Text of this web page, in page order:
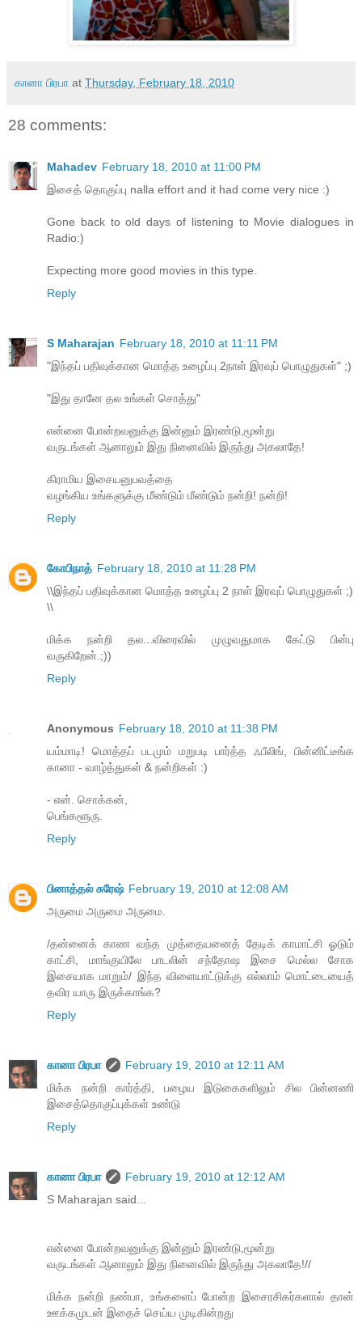
கானா பிரபா at Thursday, February 18, 2010
28 comments:
Mahadev February 18, 2010 at 11:00 PM
இசைத் தொகுப்பு nalla effort and it had come very nice :)
Gone back to old days of listening to Movie dialogues in
Radio:)
Expecting more good movies in this type.
Reply
S Maharajan February 18, 2010 at 11:11 PM
"இந்தப் பதிவுக்கான மொத்த உழைப்பு 2நாள் இரவுப் பொழுதுகள்" ;)
"இது தானே தல உங்கள் சொத்து"
என்னை போன்றவனுக்கு இன்னும் இரண்டு,மூன்று
வருடங்கள் ஆனாலும் இது நினைவில் இருந்து அகலாதே!
கிராமிய இசையனுபவத்தை
வழங்கிய உங்களுக்கு மீண்டும் மீண்டும் நன்றி! நன்றி!
Reply
கோபிநாத் February 18, 2010 at 11:28 PM
\\இந்தப் பதிவுக்கான மொத்த உழைப்பு 2 நாள் இரவுப் பொழுதுகள் ;)
\\
மிக்க நன்றி தல...விரைவில் முழுவதுமாக கேட்டு பின்பு
வருகிறேன்.;))
Reply
Anonymous February 18, 2010 at 11:38 PM
யம்மாடி! மொத்தப் படமும் மறுபடி பார்த்த ஃபீலிங், பின்னிட்டீங்க
கானா - வாழ்த்துகள் & நன்றிகள் :)
- என். சொக்கன்,
பெங்களூரு.
Reply
பினாத்தல் சுரேஷ் February 19, 2010 at 12:08 AM
அருமை அருமை அருமை.
/தன்னைக் காண வந்த முத்தையனைத் தேடிக் காமாட்சி ஓடும்
காட்சி, மாங்குயிலே பாடலின் சந்தோஷ இசை மெல்ல சோக
இசையாக மாறும்/ இந்த விளையாட்டுக்கு எல்லாம் மொட்டையைத்
தவிர யாரு இருக்காங்க?
Reply
கானா பிரபா
February 19, 2010 at 12:11 AM
மிக்க நன்றி கார்த்தி, பழைய இடுகைகளிலும் சில பின்னணி
இசைத்தொகுப்புக்கள் உண்டு
Reply
கானா பிரபா
February 19, 2010 at 12:12 AM
S Maharajan said...
என்னை போன்றவனுக்கு இன்னும் இரண்டு,மூன்று
வருடங்கள் ஆனாலும் இது நினைவில் இருந்து அகலாதே!//
மிக்க நன்றி நண்பா, உங்களைப் போன்ற இசைரசிகர்களால் தான்
ஊக்கமுடன் இதைச் செய்ய முடிகின்றது